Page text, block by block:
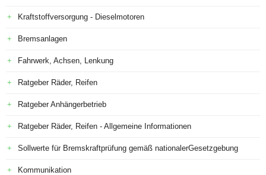
Kraftstoffversorgung - Dieselmotoren
Bremsanlagen
Fahrwerk, Achsen, Lenkung
Ratgeber Räder, Reifen
Ratgeber Anhängerbetrieb
Ratgeber Räder, Reifen - Allgemeine Informationen
Sollwerte für Bremskraftprüfung gemäß nationalerGesetzgebung
Kommunikation